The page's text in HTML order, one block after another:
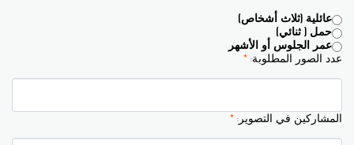
عائلية (ثلاث أشخاص)
حمل ( ثنائي)
عمر الجلوس أو الأشهر
عدد الصور المطلوبة: *
المشاركين في التصوير: *